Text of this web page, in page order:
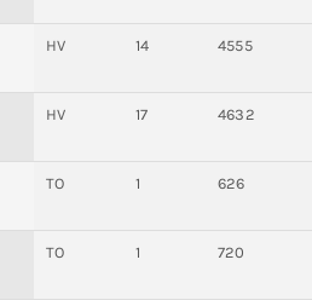
HV 14 4555
HV 17 4632
TO 1 626
TO 1 720